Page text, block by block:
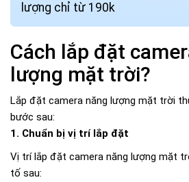
lượng chỉ từ 190k
Cách lắp đặt
lượng mặt trời?
Lắp đặt camera năng lượng mặt trời
bước sau:
1. Chuẩn bị vị trí lắp đặt
Vị trí lắp đặt camera năng lượng mặt
tố sau: